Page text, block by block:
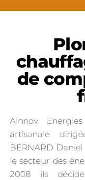
de
Ainnov
artisanale
BERNARD
le secteur des
2008 ils